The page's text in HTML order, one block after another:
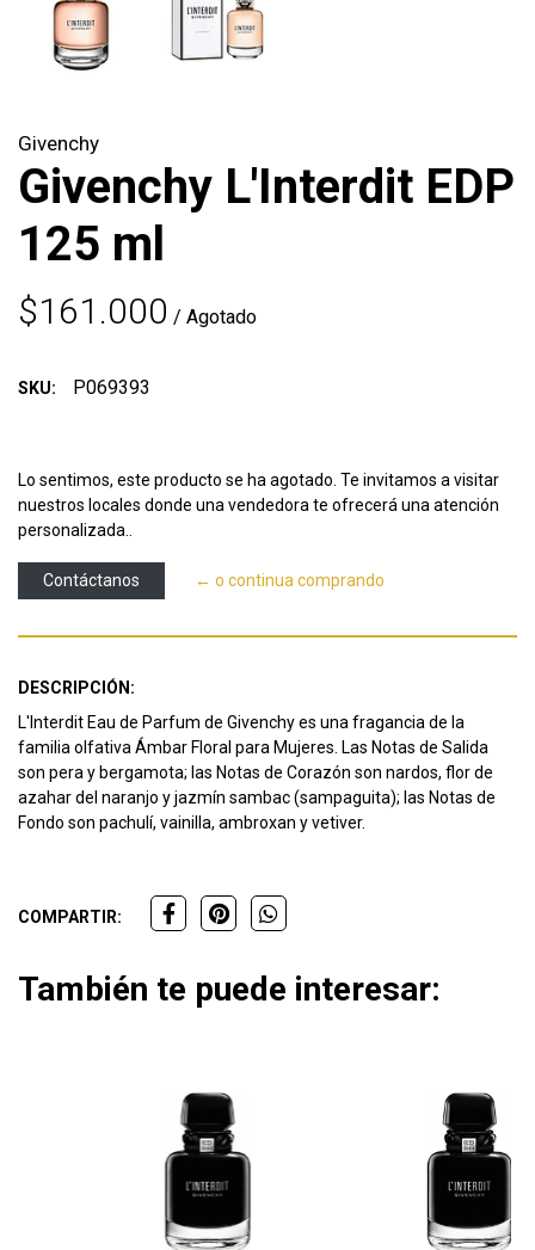
Givenchy
Givenchy L'Interdit EDP
125 ml
$161.000 / Agotado
SKU: P069393
Lo sentimos, este producto se ha agotado. Te invitamos a visitar
nuestros locales donde una vendedora te ofrecerá una atención
personalizada..
Contáctanos ← o continua comprando
DESCRIPCIÓN:
L'Interdit Eau de Parfum de Givenchy es una fragancia de la
familia olfativa Ámbar Floral para Mujeres. Las Notas de Salida
son pera y bergamota; las Notas de Corazón son nardos, flor de
azahar del naranjo y jazmín sambac (sampaguita); las Notas de
Fondo son pachulí, vainilla, ambroxan y vetiver.
COMPARTIR:
También te puede interesar: